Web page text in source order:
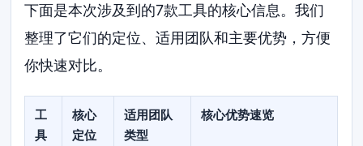
下面是本次涉及到的7款工具的核心信息。我们
整理了它们的定位、适用团队和主要优势，方便
你快速对比。
工
具
核心
定位
适用团队
类型
核心优势速览